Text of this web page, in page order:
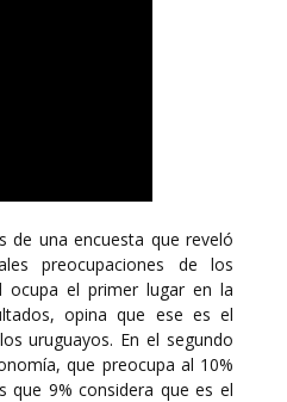
de una encuesta que reveló
preocupaciones de los
ocupa el primer lugar en la
opina que ese es el
uruguayos. En el segundo
que preocupa al 10%
que 9% considera que es el